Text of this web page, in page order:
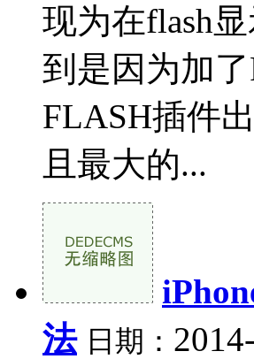
现为在flash
到是因为加
FLASH插件
且最大的...
法 日期：